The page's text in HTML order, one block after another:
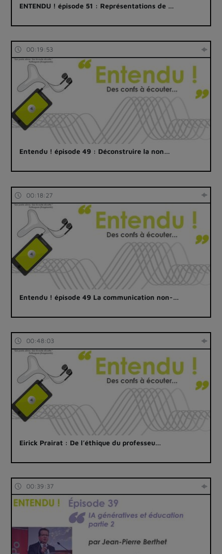
ENTENDU ! épisode 51 : Représentations de …
00:19:53
Entendu ! épisode 49 : Déconstruire la non…
00:18:27
Entendu ! épisode 49 La communication non-…
00:48:03
Eirick Prairat : De l’éthique du professeu…
00:39:37